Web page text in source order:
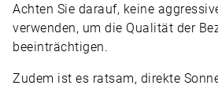
Achten Sie darauf, keine
verwenden, um die Qualität der
beeinträchtigen.
Zudem ist es ratsam, direkte